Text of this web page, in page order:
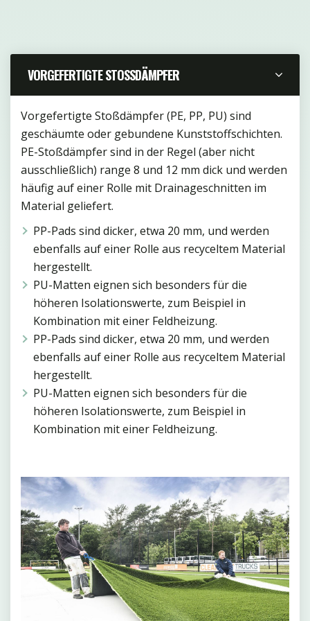
VORGEFERTIGTE STOSSDÄMPFER
Vorgefertigte Stoßdämpfer (PE, PP, PU) sind
geschäumte oder gebundene Kunststoffschichten.
PE-Stoßdämpfer sind in der Regel (aber nicht
ausschließlich) range 8 und 12 mm dick und werden
häufig auf einer Rolle mit Drainageschnitten im
Material geliefert.
PP-Pads sind dicker, etwa 20 mm, und werden
ebenfalls auf einer Rolle aus recyceltem Material
hergestellt.
PU-Matten eignen sich besonders für die
höheren Isolationswerte, zum Beispiel in
Kombination mit einer Feldheizung.
PP-Pads sind dicker, etwa 20 mm, und werden
ebenfalls auf einer Rolle aus recyceltem Material
hergestellt.
PU-Matten eignen sich besonders für die
höheren Isolationswerte, zum Beispiel in
Kombination mit einer Feldheizung.